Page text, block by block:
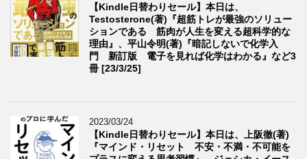
【Kindle日替わりセール】本日は、
Testosterone(著)『超筋トレが最強のソリュー
ションである 筋肉が人生を変える超科学的な
理由』、平山令明(著)『暗記しないで化学入
門 新訂版 電子を見れば化学はわかる』など3
冊 [23/3/25]
2023/03/24
【Kindle日替わりセール】本日は、上阪徹(著)
『マインド・リセット 不安・不満・不可能を